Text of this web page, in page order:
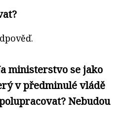
ministerstvo se jako
v předminulé vládě
Nebudou